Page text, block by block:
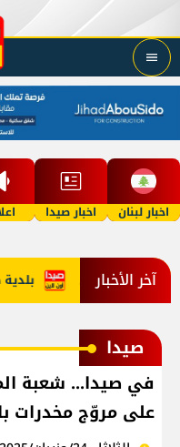
اخبار لبنان اخبار صيدا
آخر الأخبار بلدية الاستراتيجي
صيدا
في صيدا... شعبة
على مروّج مخدرات